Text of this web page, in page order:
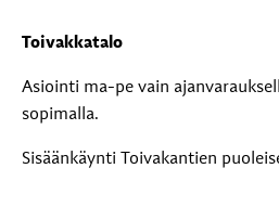
Toivakkatalo
Asiointi ma-pe vain
sopimalla.
Sisäänkäynti Toivakantien